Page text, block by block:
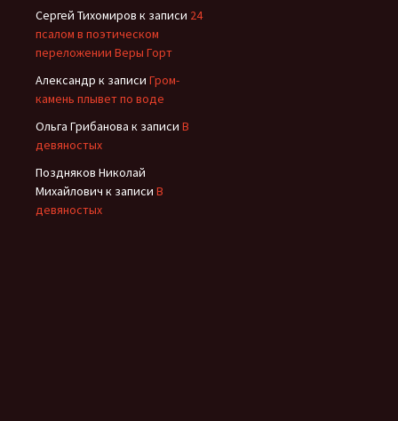
Сергей Тихомиров к записи 24
псалом в поэтическом
переложении Веры Горт
Александр к записи Гром-
камень плывет по воде
Ольга Грибанова к записи В
девяностых
Поздняков Николай
Михайлович к записи В
девяностых